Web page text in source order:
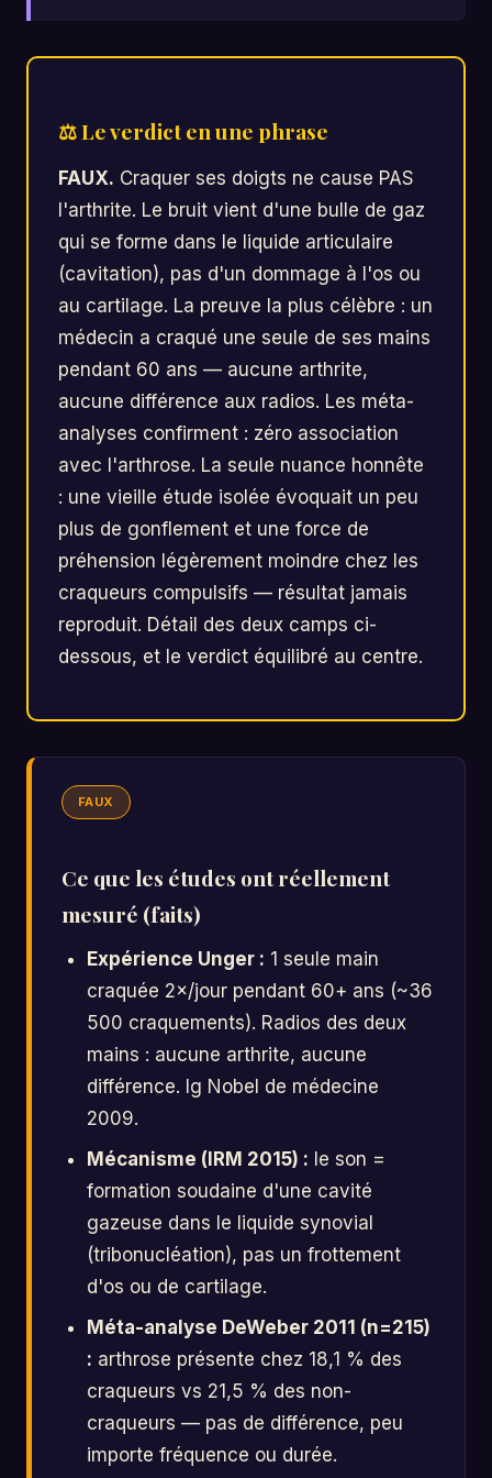
⚖ Le verdict en une phrase
FAUX. Craquer ses doigts ne cause PAS
l'arthrite. Le bruit vient d'une bulle de gaz
qui se forme dans le liquide articulaire
(cavitation), pas d'un dommage à l'os ou
au cartilage. La preuve la plus célèbre : un
médecin a craqué une seule de ses mains
pendant 60 ans — aucune arthrite,
aucune différence aux radios. Les méta-
analyses confirment : zéro association
avec l'arthrose. La seule nuance honnête
: une vieille étude isolée évoquait un peu
plus de gonflement et une force de
préhension légèrement moindre chez les
craqueurs compulsifs — résultat jamais
reproduit. Détail des deux camps ci-
dessous, et le verdict équilibré au centre.
FAUX
Ce que les études ont réellement
mesuré (faits)
Expérience Unger : 1 seule main
craquée 2×/jour pendant 60+ ans (~36
500 craquements). Radios des deux
mains : aucune arthrite, aucune
différence. Ig Nobel de médecine
2009.
Mécanisme (IRM 2015) : le son =
formation soudaine d'une cavité
gazeuse dans le liquide synovial
(tribonucléation), pas un frottement
d'os ou de cartilage.
Méta-analyse DeWeber 2011 (n=215)
: arthrose présente chez 18,1 % des
craqueurs vs 21,5 % des non-
craqueurs — pas de différence, peu
importe fréquence ou durée.